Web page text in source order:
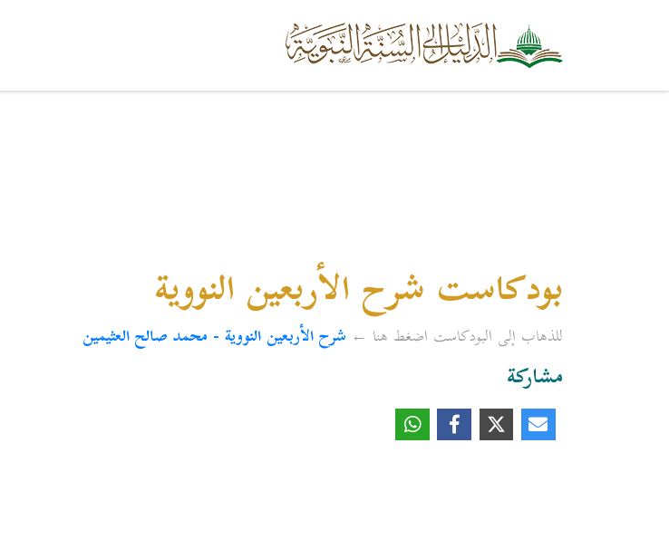
بودكاست شرح الأربعين النووية
للذهاب إلى البودكاست اضغط هنا ← شرح الأربعين النووية - محمد صالح العثيمين
مشاركة